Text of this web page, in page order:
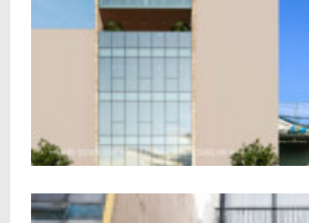
Nhà Ở Kết Hợp Văn Phòng